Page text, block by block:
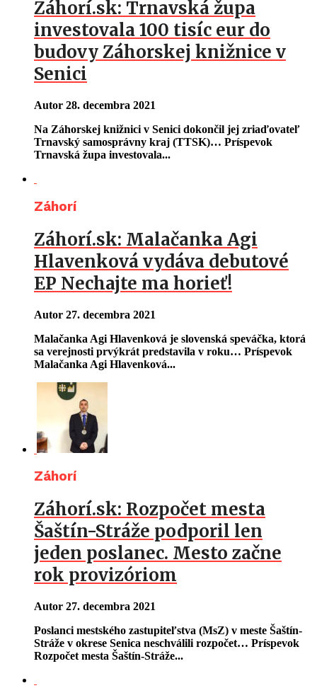
Záhorí.sk: Trnavská župa
investovala 100 tisíc eur do
budovy Záhorskej knižnice v
Senici
Autor 28. decembra 2021
Na Záhorskej knižnici v Senici dokončil jej zriaďovateľ
Trnavský samosprávny kraj (TTSK)… Príspevok
Trnavská župa investovala...
Záhorí
Záhorí.sk: Malačanka Agi
Hlavenková vydáva debutové
EP Nechajte ma horieť!
Autor 27. decembra 2021
Malačanka Agi Hlavenková je slovenská speváčka, ktorá
sa verejnosti prvýkrát predstavila v roku… Príspevok
Malačanka Agi Hlavenková...
Záhorí
Záhorí.sk: Rozpočet mesta
Šaštín-Stráže podporil len
jeden poslanec. Mesto začne
rok provizóriom
Autor 27. decembra 2021
Poslanci mestského zastupiteľstva (MsZ) v meste Šaštín-
Stráže v okrese Senica neschválili rozpočet… Príspevok
Rozpočet mesta Šaštín-Stráže...